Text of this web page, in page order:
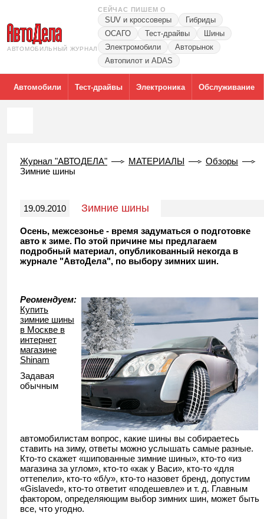
АВТОМОБИЛЬНЫЙ ЖУРНАЛ
СЕЙЧАС ПИШЕМ О
SUV и кроссоверы
Гибриды
ОСАГО
Тест-драйвы
Шины
Электромобили
Авторынок
Автопилот и ADAS
Автомобили Тест-драйвы Электроника Обслуживание
Журнал "АВТОДЕЛА" МАТЕРИАЛЫ
Обзоры
Зимние шины
19.09.2010 Зимние шины
Осень, межсезонье - время задуматься о подготовке
авто к зиме. По этой причине мы предлагаем
подробный материал, опубликованный некогда в
журнале "АвтоДела", по выбору зимних шин.
Реомендуем:
Купить
зимние шины
в Москве в
интернет
магазине
Shinam
Задавая
обычным
автомобилистам вопрос, какие шины вы собираетесь
ставить на зиму, ответы можно услышать самые разные.
Кто-то скажет «шипованные зимние шины», кто-то «из
магазина за углом», кто-то «как у Васи», кто-то «для
оттепели», кто-то «б/у», кто-то назовет бренд, допустим
«Gislaved», кто-то ответит «подешевле» и т. д. Главным
фактором, определяющим выбор зимних шин, может быть
все, что угодно.